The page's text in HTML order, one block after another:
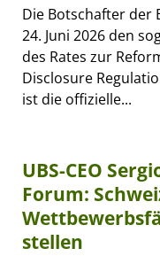
Die Botschafter der
24. Juni 2026 den
des Rates zur
Disclosure
ist die offizielle...
UBS-CEO
Forum:
stellen